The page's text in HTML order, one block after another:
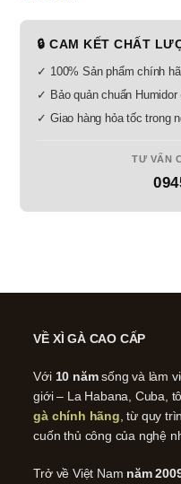
🔒 CAM KẾT CHẤT
✓ 100% Sản phẩm chính
✓ Bảo quản chuẩn
✓ Giao hàng hỏa tốc trong
TƯ VẤN
VỀ XÌ GÀ CAO CẤP
Với 10 nămsống và làm
giới – La Habana, Cuba,
gà chính hãng , từ quy
cuốn thủ công của nghệ
Trở về Việt Nam năm